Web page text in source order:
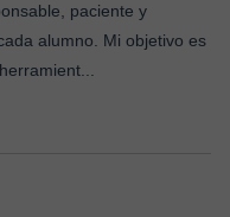
paciente y
alumno. Mi objetivo es